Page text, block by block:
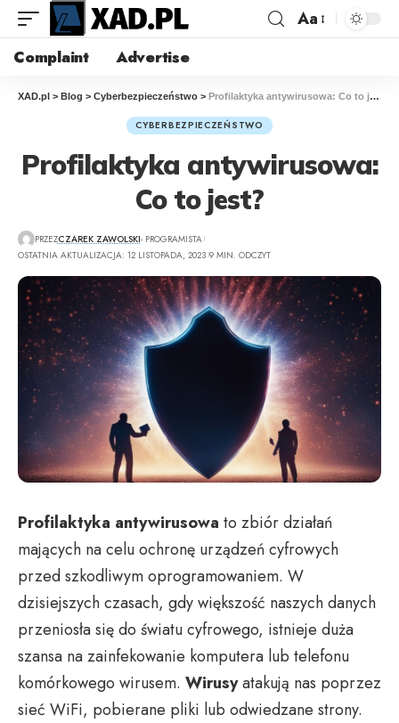
Aa
Complaint Advertise
XAD.pl > Blog > Cyberbezpieczeństwo > Profilaktyka antywirusowa: Co to jest?
CYBERBEZPIECZEŃSTWO
Profilaktyka antywirusowa:
Co to jest?
PRZEZCZAREK ZAWOLSKI- PROGRAMISTA
OSTATNIA AKTUALIZACJA: 12 LISTOPADA, 2023 9 MIN. ODCZYT
Profilaktyka antywirusowa to zbiór działań
mających na celu ochronę urządzeń cyfrowych
przed szkodliwym oprogramowaniem. W
dzisiejszych czasach, gdy większość naszych danych
przeniosła się do światu cyfrowego, istnieje duża
szansa na zainfekowanie komputera lub telefonu
komórkowego wirusem. Wirusyatakują nas poprzez
sieć WiFi, pobierane pliki lub odwiedzane strony.